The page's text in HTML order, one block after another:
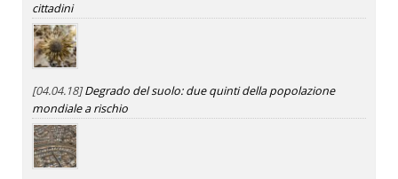
cittadini
[04.04.18]Degrado del suolo: due quinti della popolazione
mondiale a rischio